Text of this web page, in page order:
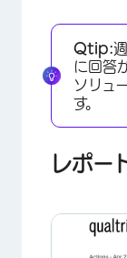
Qtip:
に回答
ソリュ
す。
レポー